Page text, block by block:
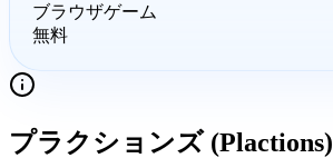
ブラウザゲーム
無料
プラクションズ (Plactions)